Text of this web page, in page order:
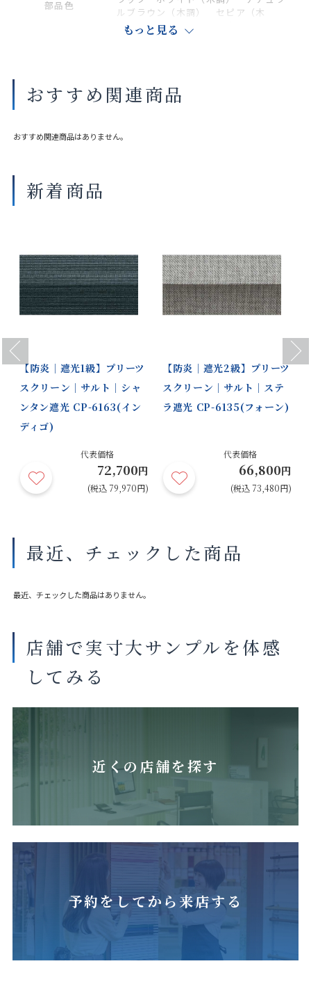
部品色
ルブラウン（木調） セピア（木
調） ダークブラウン（木調）
サイズや仕様によって価格が異なります。
製品タイプや生地の組み合わせによって製作可能な寸法や仕様が異な
操作性等は店舗にてご確認ください。
がございます。
もっと見る
おすすめ関連商品
おすすめ関連商品はありません。
新着商品
Previous
【防炎｜遮光1級】プリーツ
スクリーン｜サルト｜シャ
ンタン遮光 CP-6163(イン
ディゴ)
代表価格
72,700円
(税込 79,970円)
【防炎｜遮光2級】プリーツ
スクリーン｜サルト｜ステ
ラ遮光 CP-6135(フォーン)
代表価格
66,800円
(税込 73,480円)
Next
最近、チェックした商品
最近、チェックした商品はありません。
店舗で実寸大サンプルを体感
してみる
近くの店舗を探す
予約をしてから来店する